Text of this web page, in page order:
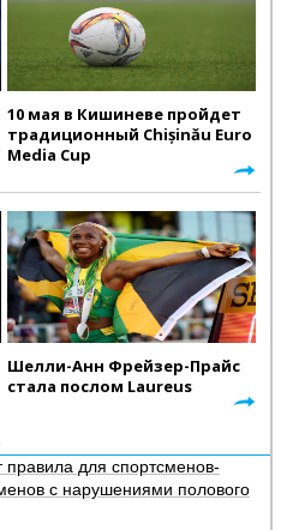
10 мая в Кишиневе пройдет
традиционный Chișinău Euro
Media Cup
Шелли-Анн Фрейзер-Прайс
стала послом Laureus
правила для спортсменов-
с нарушениями полового